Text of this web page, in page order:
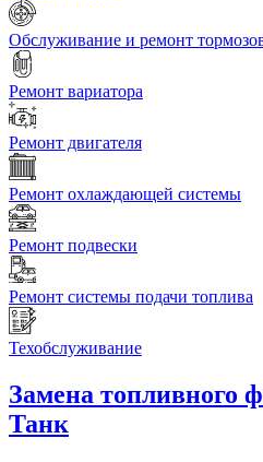
Обслуживание и ремонт
Ремонт вариатора
Ремонт двигателя
Ремонт охлаждающей системы
Ремонт подвески
Ремонт системы подачи топлива
Техобслуживание
Замена топливного
Танк